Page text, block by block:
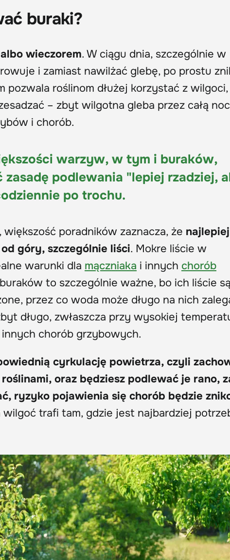
buraki?
wieczorem. W ciągu dnia, szczególnie w
i zamiast nawilżać glebę, po prostu
pozwala roślinom dłużej korzystać z wilgoci,
– zbyt wilgotna gleba przez całą
i chorób.
warzyw, w tym i buraków,
podlewania "lepiej rzadziej,
po trochu.
poradników zaznacza, że najlepiej
góry, szczególnie liści. Mokre liście w
warunki dla mączniaka i innych chorób
to szczególnie ważne, bo ich liście są
przez co woda może długo na nich
długo, zwłaszcza przy wysokiej
chorób grzybowych.
cyrkulację powietrza, czyli
oraz będziesz podlewać je rano,
ryzyko pojawienia się chorób będzie
wilgoć trafi tam, gdzie jest najbardziej